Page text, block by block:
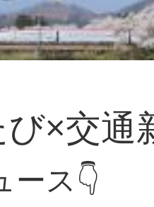
×交通
ース👇